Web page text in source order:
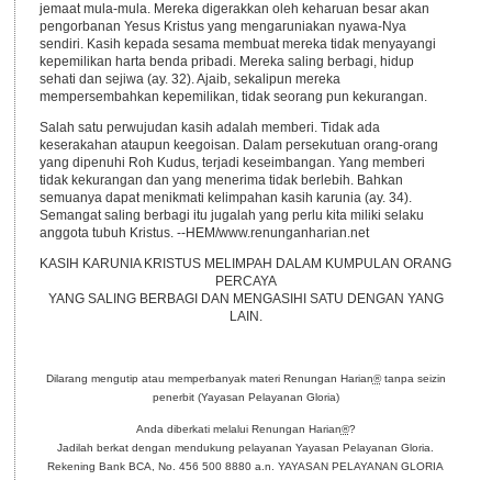
jemaat mula-mula. Mereka digerakkan oleh keharuan besar akan
pengorbanan Yesus Kristus yang mengaruniakan nyawa-Nya
sendiri. Kasih kepada sesama membuat mereka tidak menyayangi
kepemilikan harta benda pribadi. Mereka saling berbagi, hidup
sehati dan sejiwa (ay. 32). Ajaib, sekalipun mereka
mempersembahkan kepemilikan, tidak seorang pun kekurangan.
Salah satu perwujudan kasih adalah memberi. Tidak ada
keserakahan ataupun keegoisan. Dalam persekutuan orang-orang
yang dipenuhi Roh Kudus, terjadi keseimbangan. Yang memberi
tidak kekurangan dan yang menerima tidak berlebih. Bahkan
semuanya dapat menikmati kelimpahan kasih karunia (ay. 34).
Semangat saling berbagi itu jugalah yang perlu kita miliki selaku
anggota tubuh Kristus. --HEM/www.renunganharian.net
KASIH KARUNIA KRISTUS MELIMPAH DALAM KUMPULAN ORANG
PERCAYA
YANG SALING BERBAGI DAN MENGASIHI SATU DENGAN YANG
LAIN.
Dilarang mengutip atau memperbanyak materi Renungan Harian®tanpa seizin
penerbit (Yayasan Pelayanan Gloria)
Anda diberkati melalui Renungan Harian®?
Jadilah berkat dengan mendukung pelayanan Yayasan Pelayanan Gloria.
Rekening Bank BCA, No. 456 500 8880 a.n. YAYASAN PELAYANAN GLORIA